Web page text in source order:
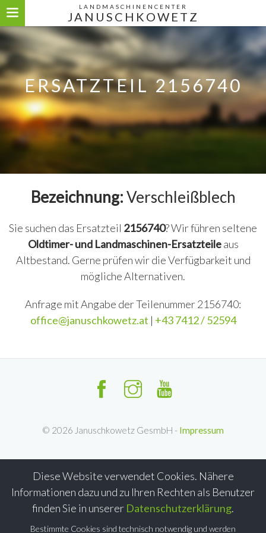
LANDMASCHINENCENTER
JANUSCHKOWETZ
Diese Website verwendet Cookies. Nähere
Informationen dazu und zu Ihren Rechten als Benutzer
finden Sie in unserer Datenschutzerklärung.
Bestimmte Cookies sind technisch notwendig und werden
ERSATZTEIL 2156740
Bezeichnung:Verschleißblech
Sie suchen das Ersatzteil 2156740? Wir führen seltene
Oldtimer- und Landmaschinen-Ersatzteileaus
Altbestand. Gerne prüfen wir die Verfügbarkeit und
mögliche Alternativen.
Anfrage mit Angabe der Teilenummer 2156740:
office@januschkowetz.at | +43 7412 / 52594
© 2026 Januschkowetz GesmbH - Impressum